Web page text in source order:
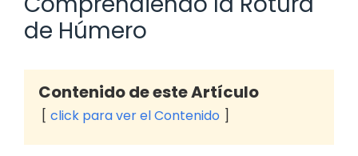
de Húmero
Contenido de este Artículo
click para ver el Contenido